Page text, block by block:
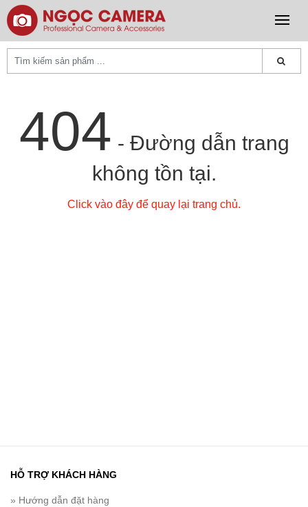
404 - Đường dẫn trang
không tồn tại.
Click vào đây để quay lại trang chủ.
HỖ TRỢ KHÁCH HÀNG
» Hướng dẫn đặt hàng